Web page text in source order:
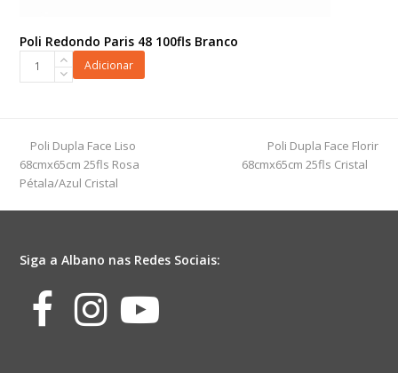
Poli Redondo Paris 48 100fls Branco
Poli
Redondo
Branco
quantidade
Adicionar
previous
post:
Poli Dupla Face Liso
68cmx65cm 25fls Rosa
Pétala/Azul Cristal
next
post:
Poli Dupla Face Florir
68cmx65cm 25fls Cristal
Siga a Albano nas Redes Sociais:
Facebook
Instagram
Youtube